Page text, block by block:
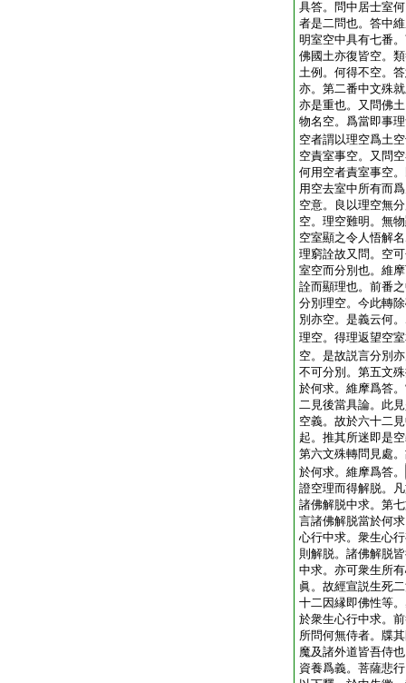
具答。問中居士室
者是二問也。答中
明室空中具有七番
佛國土亦復皆空。
土例。何得不空。
亦。第二番中文殊
亦是重也。又問佛
物名空。爲當即事
空者謂以理空爲土
空責室事空。又問
何用空者責室事空
用空去室中所有而
空意。良以理空無
空。理空難明。無
空室顯之令人悟解
理窮詮故又問。空
室空而分別也。維
詮而顯理也。前番
分別理空。今此轉
別亦空。是義云何
理空。得理返望空
空。是故説言分別
不可分別。第五文
於何求。維摩爲答
二見後當具論。此
空義。故於六十二
起。推其所迷即是
第六文殊轉問見處
於何求。維摩爲答。
證空理而得解脱。
諸佛解脱中求。第
言諸佛解脱當於何
心行中求。衆生心
則解脱。諸佛解脱
中求。亦可衆生所
眞。故經宣説生死
十二因縁即佛性等
於衆生心行中求。
所問何無侍者。牒
魔及諸外道皆吾侍
資養爲義。菩薩悲